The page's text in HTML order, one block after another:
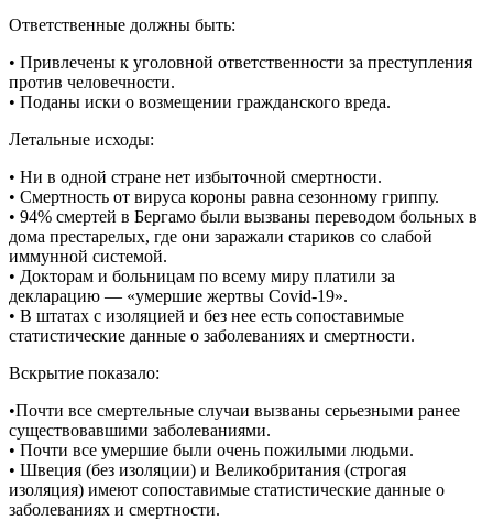
Ответственные должны быть:
• Привлечены к уголовной ответственности за преступления
против человечности.
• Поданы иски о возмещении гражданского вреда.
Летальные исходы:
• Ни в одной стране нет избыточной смертности.
• Смертность от вируса короны равна сезонному гриппу.
• 94% смертей в Бергамо были вызваны переводом больных в
дома престарелых, где они заражали стариков со слабой
иммунной системой.
• Докторам и больницам по всему миру платили за
декларацию — «умершие жертвы Covid-19».
• В штатах с изоляцией и без нее есть сопоставимые
статистические данные о заболеваниях и смертности.
Вскрытие показало:
•Почти все смертельные случаи вызваны серьезными ранее
существовавшими заболеваниями.
• Почти все умершие были очень пожилыми людьми.
• Швеция (без изоляции) и Великобритания (строгая
изоляция) имеют сопоставимые статистические данные о
заболеваниях и смертности.